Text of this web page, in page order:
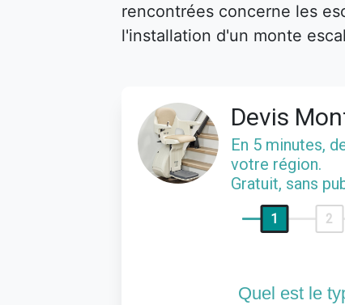
rencontrées concerne les
l'installation d'un monte
Devis
En 5 minutes,
votre région.
Gratuit, sans
1 2
Quel est le